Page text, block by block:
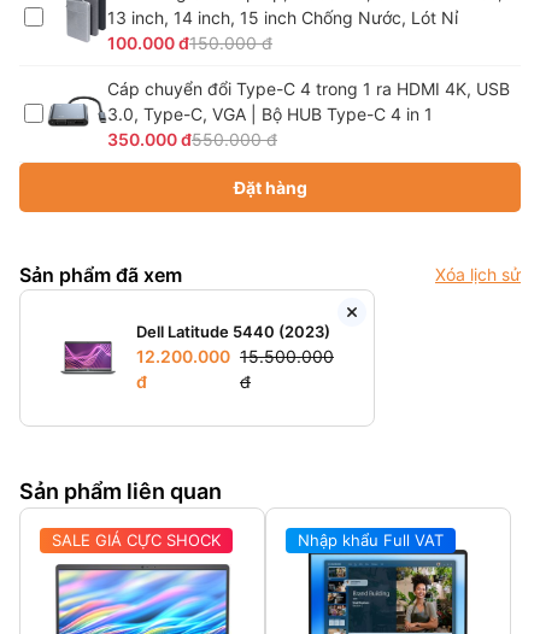
13 inch, 14 inch, 15 inch Chống Nước, Lót Nỉ
100.000 đ150.000 đ
Cáp chuyển đổi Type-C 4 trong 1 ra HDMI 4K, USB
3.0, Type-C, VGA | Bộ HUB Type-C 4 in 1
350.000 đ550.000 đ
Đặt hàng
Sản phẩm đã xem Xóa lịch sử
Dell Latitude 5440 (2023)
12.200.000
đ
15.500.000
đ
Sản phẩm liên quan
SALE GIÁ CỰC SHOCK Nhập khẩu Full VAT